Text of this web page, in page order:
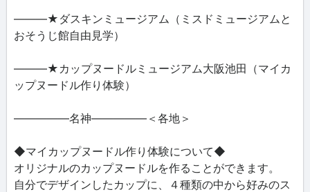
―――★ダスキンミュージアム（ミスドミュージアムと
おそうじ館自由見学）
―――★カップヌードルミュージアム大阪池田（マイカ
ップヌードル作り体験）
―――――名神―――――＜各地＞
◆マイカップヌードル作り体験について◆
オリジナルのカップヌードルを作ることができます。
自分でデザインしたカップに、４種類の中から好みのス